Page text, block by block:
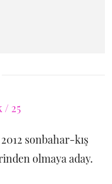
sonbahar-kış
olmaya aday.